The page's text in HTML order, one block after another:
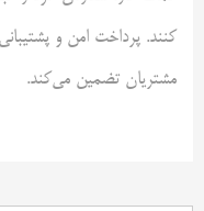
کنند. پرداخت امن و
مشتریان تضمین می‌کند.